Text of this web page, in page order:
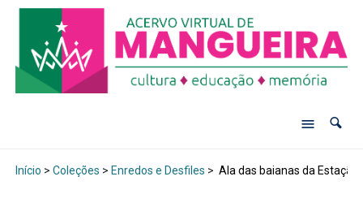
Início > Coleções > Enredos e Desfiles > Ala das baianas da